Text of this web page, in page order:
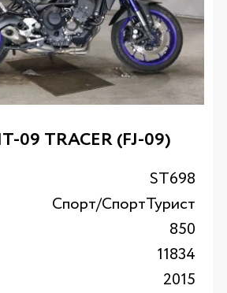
09 TRACER (FJ-09)
ST698
Спорт/CпортТурист
850
11834
2015